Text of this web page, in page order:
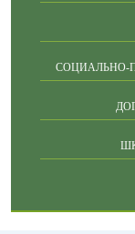
СОЦИАЛЬНО-